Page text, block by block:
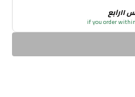
if you order